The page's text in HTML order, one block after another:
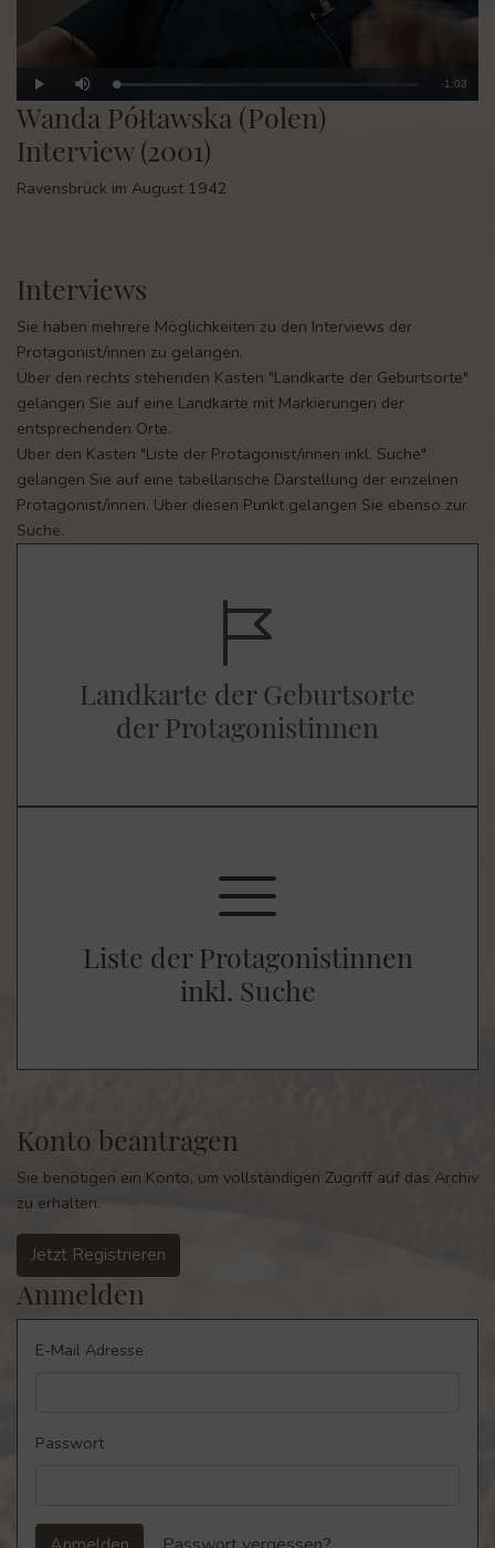
Wanda Półtawska (Polen)
Interview (2001)
Ravensbrück im August 1942
Interviews
Sie haben mehrere Möglichkeiten zu den Interviews der
Protagonist/innen zu gelangen.
Über den rechts stehenden Kasten "Landkarte der Geburtsorte"
gelangen Sie auf eine Landkarte mit Markierungen der
entsprechenden Orte.
Über den Kasten "Liste der Protagonist/innen inkl. Suche"
gelangen Sie auf eine tabellarische Darstellung der einzelnen
Protagonist/innen. Über diesen Punkt gelangen Sie ebenso zur
Suche.
Landkarte der Geburtsorte
der Protagonistinnen
Liste der Protagonistinnen
inkl. Suche
Konto beantragen
Sie benötigen ein Konto, um vollständigen Zugriff auf das Archiv
zu erhalten.
Jetzt Registrieren
Anmelden
E-Mail Adresse
Passwort